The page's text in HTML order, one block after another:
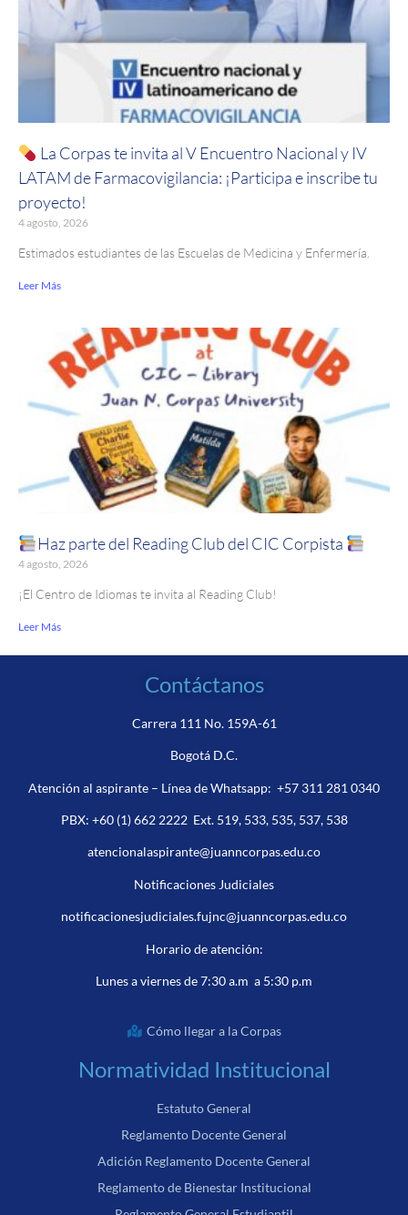
La Corpas te invita al V Encuentro Nacional y IV
LATAM de Farmacovigilancia: ¡Participa e inscribe tu
proyecto!
4 agosto, 2026
Estimados estudiantes de las Escuelas de Medicina y Enfermería.
Leer Más
Haz parte del Reading Club del CIC Corpista
4 agosto, 2026
¡El Centro de Idiomas te invita al Reading Club!
Leer Más
Contáctanos
Carrera 111 No. 159A-61
Bogotá D.C.
Atención al aspirante – Línea de Whatsapp: +57 311 281 0340
PBX: +60 (1) 662 2222Ext. 519, 533, 535, 537, 538
atencionalaspirante@juanncorpas.edu.co
Notificaciones Judiciales
notificacionesjudiciales.fujnc@juanncorpas.edu.co
Horario de atención:
Lunes a viernes de 7:30 a.m a 5:30 p.m
Cómo llegar a la Corpas
Normatividad Institucional
Estatuto General
Reglamento Docente General
Adición Reglamento Docente General
Reglamento de Bienestar Institucional